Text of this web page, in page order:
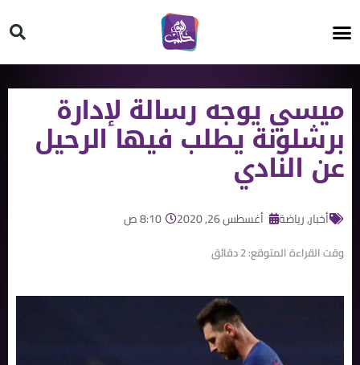
ميسي يوجه رسالة لإدارة
برشلونة يطلب فيها الرحيل
عن النادي
أخبار,رياضة أغسطس 26, 2020 8:10 ص
وقت القراءة المتوقع:2دقائق